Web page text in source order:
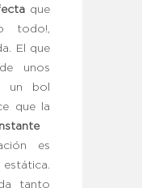
que
todo!,
El que
unos
un bol
que la
es
tanto